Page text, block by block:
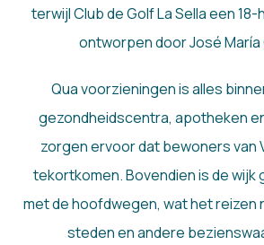
terwijl Club de Golf La Sella een
ontworpen door José María
Qua voorzieningen is alles
gezondheidscentra, apotheken
zorgen ervoor dat bewoners van
tekortkomen. Bovendien is de wijk
met de hoofdwegen, wat het reizen
steden en andere